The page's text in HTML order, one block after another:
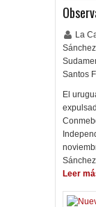
La
Sánchez
Santos
El
Leer